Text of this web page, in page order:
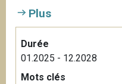
Plus
Durée
01.2025 - 12.2028
Mots clés